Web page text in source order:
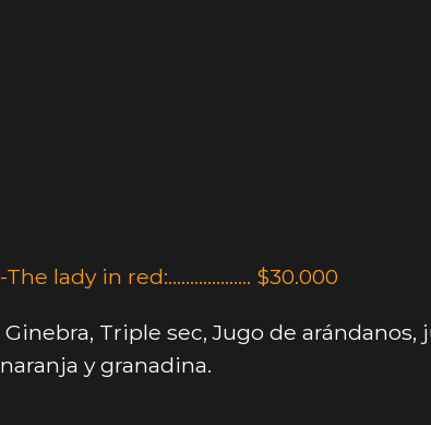
-The lady in red:………………. $30.000
Ginebra, Triple sec, Jugo de arándanos,
naranja y granadina.